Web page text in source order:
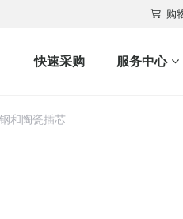
购
快速采购 服务中心
和陶瓷插芯